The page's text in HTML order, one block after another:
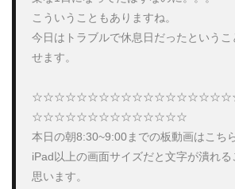
こういうこともありますね。
今日はトラブルで休息日だったというこ
せます。
☆☆☆☆☆☆☆☆☆☆☆☆☆☆
本日の朝8:30~9:00までの板動画はこちら
iPad以上の画面サイズだと文字が潰れる
思います。